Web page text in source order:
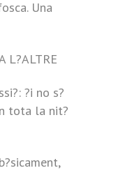
Una
L?ALTRE
?i no s?
tota la nit?